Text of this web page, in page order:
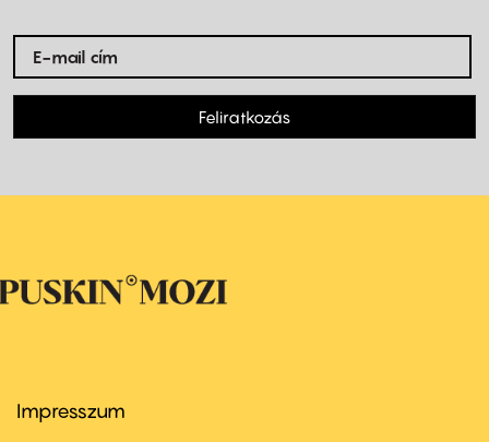
Feliratkozás
Footer
Impresszum